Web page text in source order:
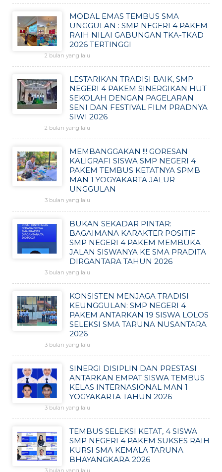
MODAL EMAS TEMBUS SMA
UNGGULAN : SMP NEGERI 4 PAKEM
RAIH NILAI GABUNGAN TKA-TKAD
2026 TERTINGGI
2 bulan yang lalu
LESTARIKAN TRADISI BAIK, SMP
NEGERI 4 PAKEM SINERGIKAN HUT
SEKOLAH DENGAN PAGELARAN
SENI DAN FESTIVAL FILM PRADNYA
SIWI 2026
2 bulan yang lalu
MEMBANGGAKAN !!! GORESAN
KALIGRAFI SISWA SMP NEGERI 4
PAKEM TEMBUS KETATNYA SPMB
MAN 1 YOGYAKARTA JALUR
UNGGULAN
3 bulan yang lalu
BUKAN SEKADAR PINTAR:
BAGAIMANA KARAKTER POSITIF
SMP NEGERI 4 PAKEM MEMBUKA
JALAN SISWANYA KE SMA PRADITA
DIRGANTARA TAHUN 2026
3 bulan yang lalu
KONSISTEN MENJAGA TRADISI
KEUNGGULAN: SMP NEGERI 4
PAKEM ANTARKAN 19 SISWA LOLOS
SELEKSI SMA TARUNA NUSANTARA
2026
3 bulan yang lalu
SINERGI DISIPLIN DAN PRESTASI
ANTARKAN EMPAT SISWA TEMBUS
KELAS INTERNASIONAL MAN 1
YOGYAKARTA TAHUN 2026
3 bulan yang lalu
TEMBUS SELEKSI KETAT, 4 SISWA
SMP NEGERI 4 PAKEM SUKSES RAIH
KURSI SMA KEMALA TARUNA
BHAYANGKARA 2026
3 bulan yang lalu